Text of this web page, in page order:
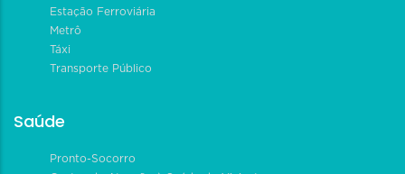
Estação Ferroviária
Metrô
Táxi
Transporte Público
Saúde
Pronto-Socorro